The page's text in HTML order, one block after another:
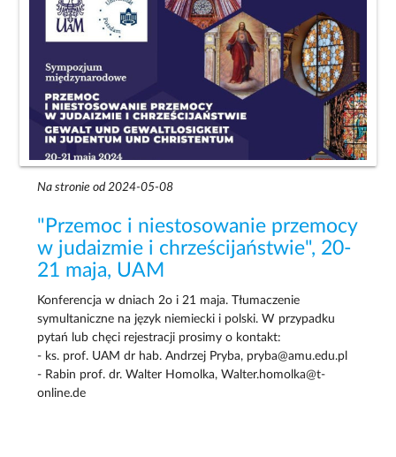
Na stronie od 2024-05-08
"Przemoc i niestosowanie przemocy
w judaizmie i chrześcijaństwie", 20-
21 maja, UAM
Konferencja w dniach 2o i 21 maja. Tłumaczenie
symultaniczne na język niemiecki i polski. W przypadku
pytań lub chęci rejestracji prosimy o kontakt:
- ks. prof. UAM dr hab. Andrzej Pryba, pryba@amu.edu.pl
- Rabin prof. dr. Walter Homolka, Walter.homolka@t-
online.de